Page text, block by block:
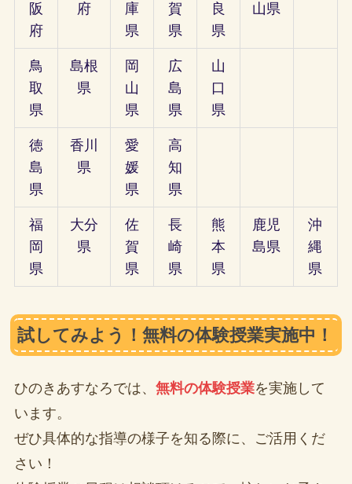
阪
府
府
庫
県
賀
県
良
県
山県
鳥
取
県
島根
県
岡
山
県
広
島
県
山
口
県
徳
島
県
香川
県
愛
媛
県
高
知
県
福
岡
県
大分
県
佐
賀
県
長
崎
県
熊
本
県
鹿児
島県
沖
縄
県
試してみよう！無料の体験授業実施中！
ひのきあすなろでは、 無料の体験授業を実施して
います。
ぜひ具体的な指導の様子を知る際に、ご活用くだ
さい！